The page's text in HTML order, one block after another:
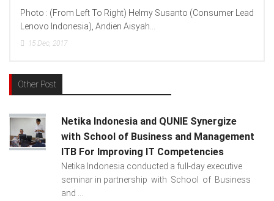
Photo : (From Left To Right) Helmy Susanto (Consumer Lead
Lenovo Indonesia), Andien Aisyah...
15Dec, 2017
Other Post
Netika Indonesia and QUNIE Synergize
with School of Business and Management
ITB For Improving IT Competencies
Netika Indonesia conducted a full-day executive
seminar in partnership with School of Business
and ...